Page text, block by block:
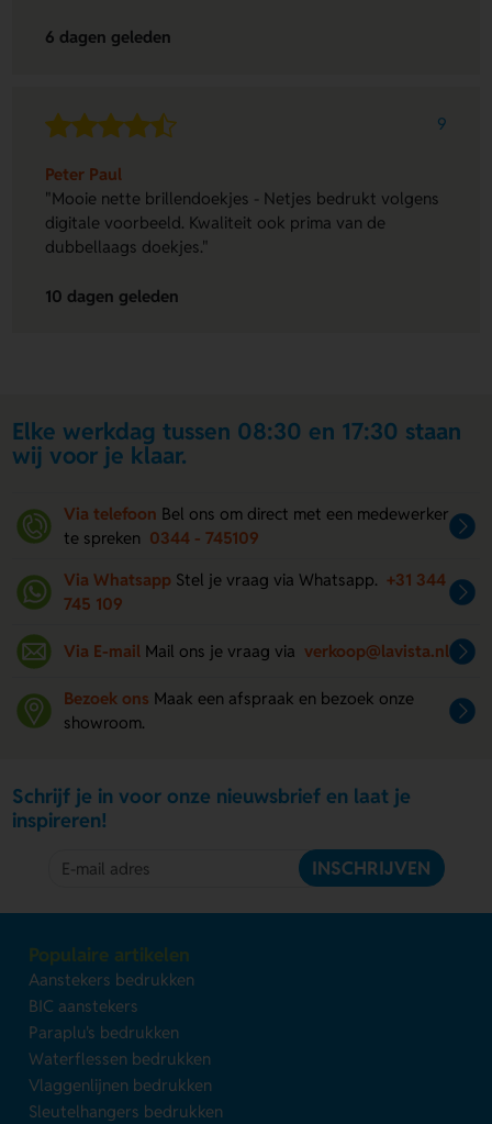
6 dagen geleden
9
Peter Paul
"Mooie nette brillendoekjes - Netjes bedrukt volgens
digitale voorbeeld. Kwaliteit ook prima van de
dubbellaags doekjes."
10 dagen geleden
Elke werkdag tussen 08:30 en 17:30 staan
wij voor je klaar.
Via telefoon Bel ons om direct met een medewerker
te spreken 0344 - 745109
Via Whatsapp Stel je vraag via Whatsapp. +31 344
745 109
Via E-mail Mail ons je vraag via verkoop@lavista.nl
Bezoek ons Maak een afspraak en bezoek onze
showroom.
Schrijf je in voor onze nieuwsbrief en laat je
inspireren!
INSCHRIJVEN
Populaire artikelen
Aanstekers bedrukken
BIC aanstekers
Paraplu's bedrukken
Waterflessen bedrukken
Vlaggenlijnen bedrukken
Sleutelhangers bedrukken